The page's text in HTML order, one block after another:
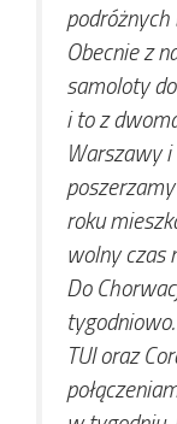
podróżnych
Obecnie z
samoloty
i to z
Warszawy
roku
wolny czas
Do
TUI oraz